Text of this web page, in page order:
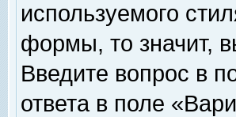
используемого
формы, то значит,
Введите вопрос в
ответа в поле